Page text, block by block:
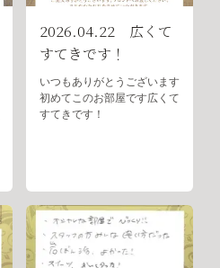
2026.04.22 広くて
すてきです！
いつもありがとうございます
初めてこのお部屋です広くて
すてきです！